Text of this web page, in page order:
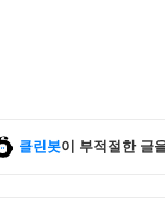
클린봇이 부적절한 글